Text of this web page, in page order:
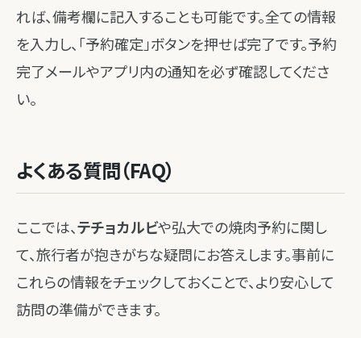
れば、備考欄に記入することも可能です。全ての情報
を入力し、「予約確定」ボタンを押せば完了です。予約
完了メールやアプリ内の通知を必ず確認してくださ
い。
よくある質問（FAQ）
ここでは、テチョカルビや弘大での焼肉予約に関し
て、旅行者が抱きがちな疑問にお答えします。事前に
これらの情報をチェックしておくことで、より安心して
訪問の準備ができます。